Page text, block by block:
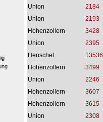
Union
2184
Union
2193
Hohenzollern
3428
Union
2395
Henschel
13536
Hohenzollern
3499
Union
2246
Hohenzollern
3607
Hohenzollern
3615
Union
2308